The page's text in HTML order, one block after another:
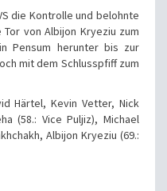
die Kontrolle und belohnte
von Albijon Kryeziu zum
Pensum herunter bis zur
mit dem Schlusspfiff zum
Härtel, Kevin Vetter, Nick
(58.: Vice Puljiz), Michael
Albijon Kryeziu (69.: